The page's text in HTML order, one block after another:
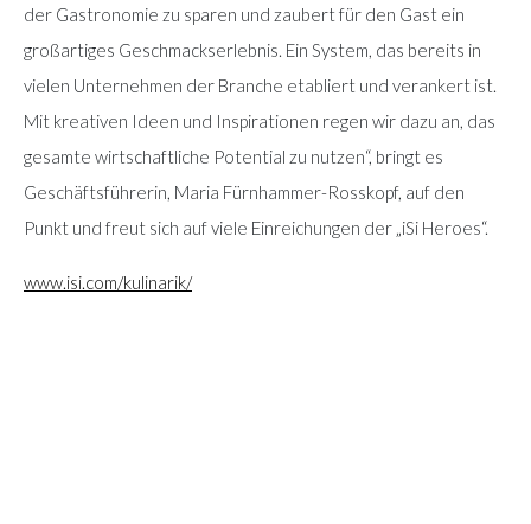
der Gastronomie zu sparen und zaubert für den Gast ein
großartiges Geschmackserlebnis. Ein System, das bereits in
vielen Unternehmen der Branche etabliert und verankert ist.
Mit kreativen Ideen und Inspirationen regen wir dazu an, das
gesamte wirtschaftliche Potential zu nutzen“, bringt es
Geschäftsführerin, Maria Fürnhammer-Rosskopf, auf den
Punkt und freut sich auf viele Einreichungen der „iSi Heroes“.
www.isi.com/kulinarik/